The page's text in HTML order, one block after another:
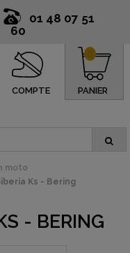
01 48 07 51
60
COMPTE PANIER
0
moto
Ks - Bering
- BERING